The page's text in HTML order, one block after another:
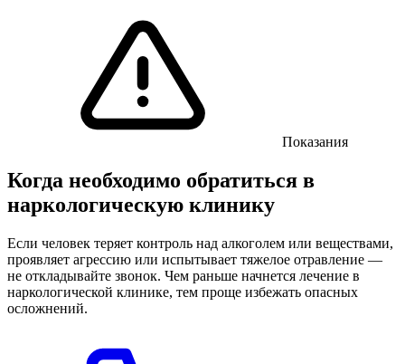
Показания
Когда необходимо обратиться в
наркологическую клинику
Если человек теряет контроль над алкоголем или веществами,
проявляет агрессию или испытывает тяжелое отравление —
не откладывайте звонок. Чем раньше начнется лечение в
наркологической клинике, тем проще избежать опасных
осложнений.